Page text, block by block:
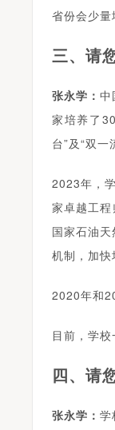
省份会少
三、请
张永学： 中
家培养了
台”及“双一
2023年，
家卓越工
国家石油
机制，加快
2020年和
目前，学
四、请
张永学： 学